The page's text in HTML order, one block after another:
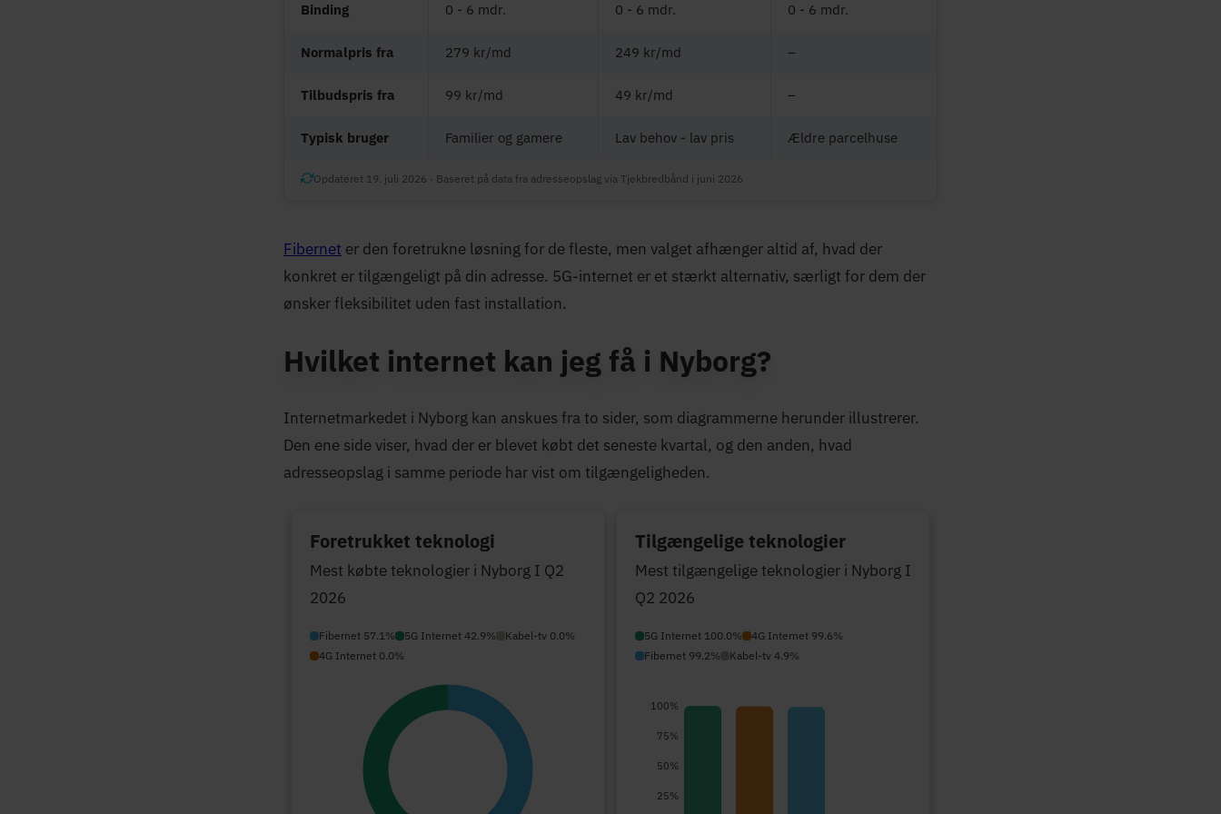
Binding 0 - 6 mdr. 0 - 6 mdr. 0 - 6 mdr.
Normalpris fra 279 kr/md 249 kr/md –
Tilbudspris fra 99 kr/md 49 kr/md –
Typisk bruger Familier og gamere Lav behov - lav pris Ældre parcelhuse
Opdateret 19. juli 2026 · Baseret på data fra adresseopslag via Tjekbredbånd i juni 2026
Fibernet er den foretrukne løsning for de fleste, men valget afhænger altid af, hvad der
konkret er tilgængeligt på din adresse. 5G-internet er et stærkt alternativ, særligt for dem der
ønsker fleksibilitet uden fast installation.
Hvilket internet kan jeg få i Nyborg?
Internetmarkedet i Nyborg kan anskues fra to sider, som diagrammerne herunder illustrerer.
Den ene side viser, hvad der er blevet købt det seneste kvartal, og den anden, hvad
adresseopslag i samme periode har vist om tilgængeligheden.
Foretrukket teknologi
Mest købte teknologier i Nyborg I Q2
2026
Fibernet 57.1% 5G Internet 42.9%
Kabel-tv 0.0%
4G Internet 0.0%
Tilgængelige teknologier
Mest tilgængelige teknologier i Nyborg I
Q2 2026
5G Internet 100.0%
4G Internet 99.6%
Fibernet 99.2%
Kabel-tv 4.9%
100%
75%
50%
25%